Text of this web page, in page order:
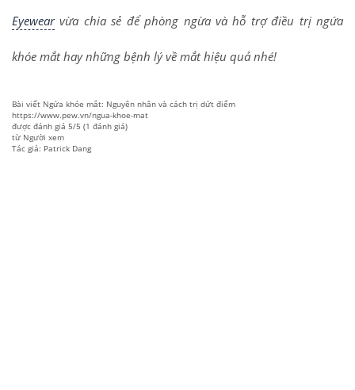
Eyewearvừa chia sẻ để phòng ngừa và hỗ trợ điều trị ngứa
khóe mắt hay những bệnh lý về mắt hiệu quả nhé!
Bài viết Ngứa khóe mắt: Nguyên nhân và cách trị dứt điểm
https://www.pew.vn/ngua-khoe-mat
được đánh giá 5/5 (1 đánh giá)
từ Người xem
Tác giả: Patrick Dang